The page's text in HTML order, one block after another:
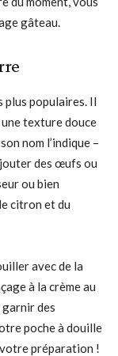
gâteau.
plus populaires. Il
texture douce
nom l’indique –
des œufs ou
ou bien
citron et du
avec de la
à la crème au
des
poche à douille
préparation !